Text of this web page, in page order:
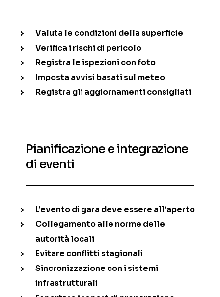
Valuta le condizioni della superficie
Verifica i rischi di pericolo
Registra le ispezioni con foto
Imposta avvisi basati sul meteo
Registra gli aggiornamenti consigliati
Pianificazione e integrazione
di eventi
L’evento di gara deve essere all’aperto
Collegamento alle norme delle
autorità locali
Evitare conflitti stagionali
Sincronizzazione con i sistemi
infrastrutturali